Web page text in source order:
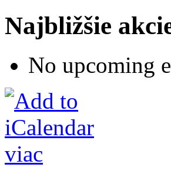
Najbližšie
No upcoming
viac